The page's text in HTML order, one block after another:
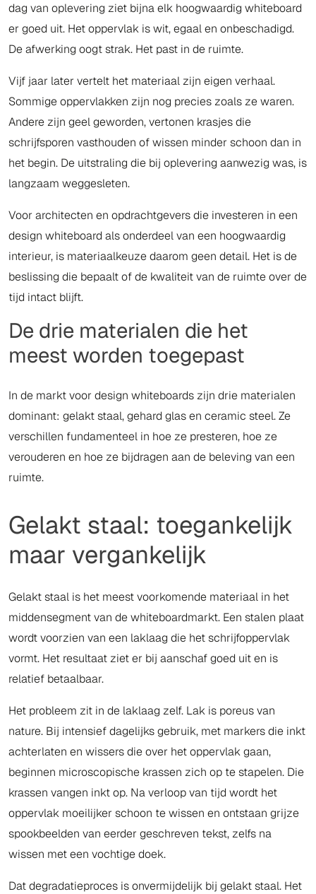
dag van oplevering ziet bijna elk hoogwaardig whiteboard
er goed uit. Het oppervlak is wit, egaal en onbeschadigd.
De afwerking oogt strak. Het past in de ruimte.
Vijf jaar later vertelt het materiaal zijn eigen verhaal.
Sommige oppervlakken zijn nog precies zoals ze waren.
Andere zijn geel geworden, vertonen krasjes die
schrijfsporen vasthouden of wissen minder schoon dan in
het begin. De uitstraling die bij oplevering aanwezig was, is
langzaam weggesleten.
Voor architecten en opdrachtgevers die investeren in een
design whiteboard als onderdeel van een hoogwaardig
interieur, is materiaalkeuze daarom geen detail. Het is de
beslissing die bepaalt of de kwaliteit van de ruimte over de
tijd intact blijft.
De drie materialen die het
meest worden toegepast
In de markt voor design whiteboards zijn drie materialen
dominant: gelakt staal, gehard glas en ceramic steel. Ze
verschillen fundamenteel in hoe ze presteren, hoe ze
verouderen en hoe ze bijdragen aan de beleving van een
ruimte.
Gelakt staal: toegankelijk
maar vergankelijk
Gelakt staal is het meest voorkomende materiaal in het
middensegment van de whiteboardmarkt. Een stalen plaat
wordt voorzien van een laklaag die het schrijfoppervlak
vormt. Het resultaat ziet er bij aanschaf goed uit en is
relatief betaalbaar.
Het probleem zit in de laklaag zelf. Lak is poreus van
nature. Bij intensief dagelijks gebruik, met markers die inkt
achterlaten en wissers die over het oppervlak gaan,
beginnen microscopische krassen zich op te stapelen. Die
krassen vangen inkt op. Na verloop van tijd wordt het
oppervlak moeilijker schoon te wissen en ontstaan grijze
spookbeelden van eerder geschreven tekst, zelfs na
wissen met een vochtige doek.
Dat degradatieproces is onvermijdelijk bij gelakt staal. Het